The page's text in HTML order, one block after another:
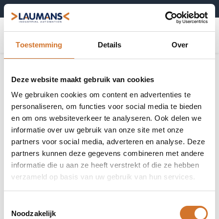
Toestemming Details Over
Deze website maakt gebruik van cookies
We gebruiken cookies om content en advertenties te
personaliseren, om functies voor social media te bieden
en om ons websiteverkeer te analyseren. Ook delen we
informatie over uw gebruik van onze site met onze
partners voor social media, adverteren en analyse. Deze
partners kunnen deze gegevens combineren met andere
informatie die u aan ze heeft verstrekt of die ze hebben
verzameld op basis van uw gebruik van hun services.
Noodzakelijk
0